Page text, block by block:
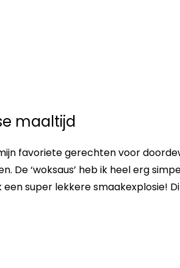
maaltijd
favoriete gerechten voor
De ‘woksaus’ heb ik heel erg
super lekkere smaakexplosie!